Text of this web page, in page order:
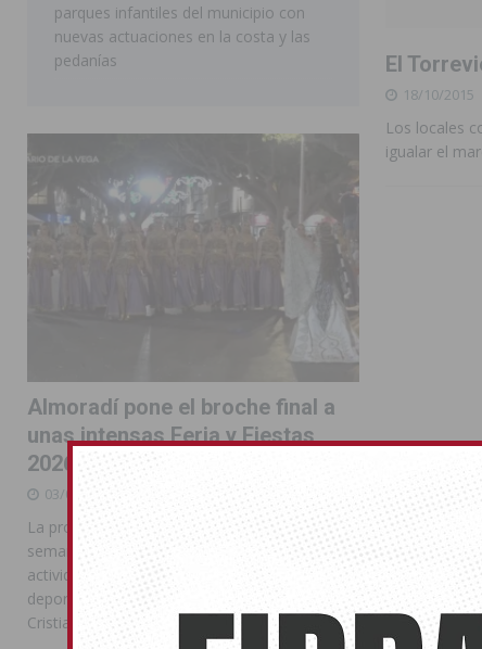
El
18/10/2015
Los locales
igualar el
parques infantiles del municipio con
nuevas actuaciones en la costa y las
pedanías
Almoradí pone el broche final a
unas intensas Feria y Fiestas
2026
03/08/2026
La programación reunió durante más de una
semana actos institucionales, conciertos,
actividades familiares, competiciones
deportivas y las celebraciones de Moros y
Cristianos